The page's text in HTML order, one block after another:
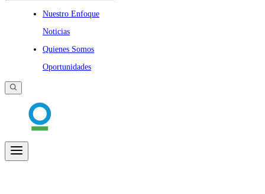
Nuestro Enfoque
Noticias
Quienes Somos
Oportunidades